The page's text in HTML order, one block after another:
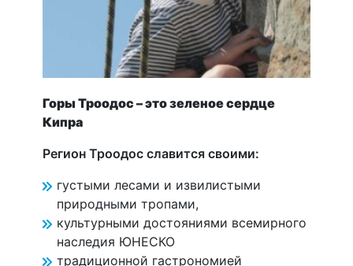
Горы Троодос – это зеленое сердце
Кипра
Регион Троодос славится своими:
густыми лесами и извилистыми
природными тропами,
культурными достояниями всемирного
наследия ЮНЕСКО
традиционной гастрономией